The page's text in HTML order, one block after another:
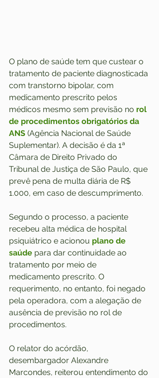
O plano de saúde tem que custear o
tratamento de paciente diagnosticada
com transtorno bipolar, com
medicamento prescrito pelos
médicos mesmo sem previsão no rol
de procedimentos obrigatórios da
ANS (Agência Nacional de Saúde
Suplementar). A decisão é da 1ª
Câmara de Direito Privado do
Tribunal de Justiça de São Paulo, que
prevê pena de multa diária de R$
1.000, em caso de descumprimento.
Segundo o processo, a paciente
recebeu alta médica de hospital
psiquiátrico e acionou plano de
saúde para dar continuidade ao
tratamento por meio de
medicamento prescrito. O
requerimento, no entanto, foi negado
pela operadora, com a alegação de
ausência de previsão no rol de
procedimentos.
O relator do acórdão,
desembargador Alexandre
Marcondes, reiterou entendimento do